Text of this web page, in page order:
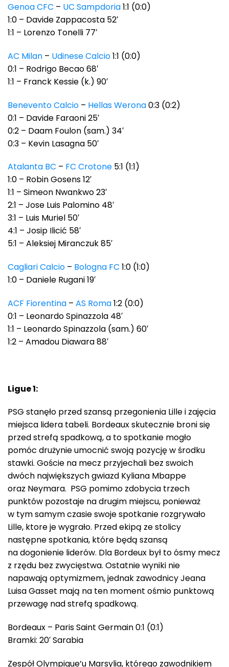
Genoa CFC – UC Sampdoria1:1 (0:0)
1:0 – Davide Zappacosta 52′
1:1 – Lorenzo Tonelli 77′
AC Milan – Udinese Calcio1:1 (0:0)
0:1 – Rodrigo Becao 68′
1:1 – Franck Kessie (k.) 90′
Benevento Calcio – Hellas Werona0:3 (0:2)
0:1 – Davide Faraoni 25′
0:2 – Daam Foulon (sam.) 34′
0:3 – Kevin Lasagna 50′
Atalanta BC – FC Crotone 5:1 (1:1)
1:0 – Robin Gosens 12′
1:1 – Simeon Nwankwo 23′
2:1 – Jose Luis Palomino 48′
3:1 – Luis Muriel 50′
4:1 – Josip Ilicić 58′
5:1 – Aleksiej Miranczuk 85′
Cagliari Calcio – Bologna FC 1:0 (1:0)
1:0 – Daniele Rugani 19′
ACF Fiorentina – AS Roma1:2 (0:0)
0:1 – Leonardo Spinazzola 48′
1:1 – Leonardo Spinazzola (sam.) 60′
1:2 – Amadou Diawara 88′
Ligue 1:
PSG stanęło przed szansą przegonienia Lille i zajęcia
miejsca lidera tabeli. Bordeaux skutecznie broni się
przed strefą spadkową, a to spotkanie mogło
pomóc drużynie umocnić swoją pozycję w środku
stawki. Goście na mecz przyjechali bez swoich
dwóch największych gwiazd Kyliana Mbappe
oraz Neymara. PSG pomimo zdobycia trzech
punktów pozostaje na drugim miejscu, ponieważ
w tym samym czasie swoje spotkanie rozgrywało
Lille, ktore je wygrało. Przed ekipą ze stolicy
następne spotkania, które będą szansą
na dogonienie liderów. Dla Bordeux był to ósmy mecz
z rzędu bez zwycięstwa. Ostatnie wyniki nie
napawają optymizmem, jednak zawodnicy Jeana
Luisa Gasset mają na ten moment ośmio punktową
przewagę nad strefą spadkową.
Bordeaux – Paris Saint Germain 0:1 (0:1)
Bramki: 20′ Sarabia
Zespół Olympique’u Marsylia, którego zawodnikiem